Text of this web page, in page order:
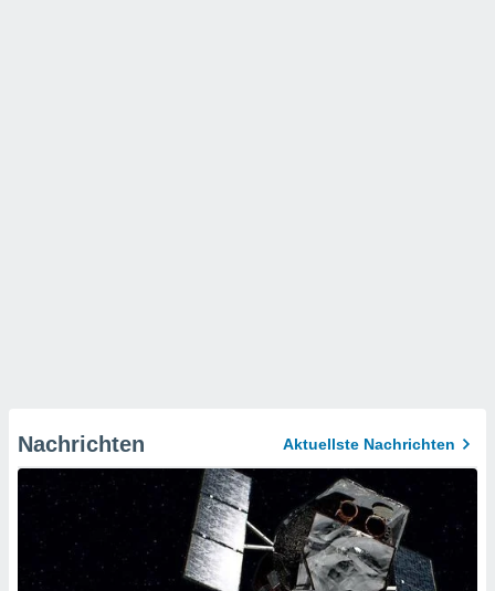
Nachrichten Aktuellste Nachrichten